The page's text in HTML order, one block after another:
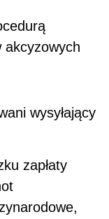
akcyzowych
wysyłający
zapłaty